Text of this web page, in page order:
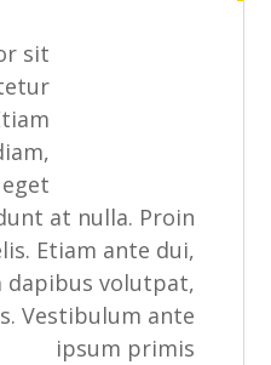
sit
at nulla. Proin
Etiam ante dui,
dapibus volutpat,
Vestibulum ante
ipsum primis